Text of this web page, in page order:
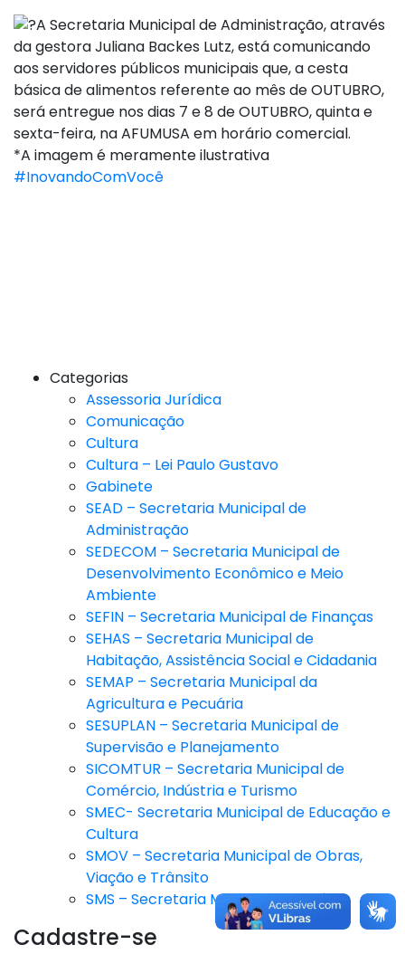
A Secretaria Municipal de Administração, através
da gestora Juliana Backes Lutz, está comunicando
aos servidores públicos municipais que, a cesta
básica de alimentos referente ao mês de OUTUBRO,
será entregue nos dias 7 e 8 de OUTUBRO, quinta e
sexta-feira, na AFUMUSA em horário comercial.
*A imagem é meramente ilustrativa
#InovandoComVocê
Categorias
Assessoria Jurídica
Comunicação
Cultura
Cultura – Lei Paulo Gustavo
Gabinete
SEAD – Secretaria Municipal de
Administração
SEDECOM – Secretaria Municipal de
Desenvolvimento Econômico e Meio
Ambiente
SEFIN – Secretaria Municipal de Finanças
SEHAS – Secretaria Municipal de
Habitação, Assistência Social e Cidadania
SEMAP – Secretaria Municipal da
Agricultura e Pecuária
SESUPLAN – Secretaria Municipal de
Supervisão e Planejamento
SICOMTUR – Secretaria Municipal de
Comércio, Indústria e Turismo
SMEC- Secretaria Municipal de Educação e
Cultura
SMOV – Secretaria Municipal de Obras,
Viação e Trânsito
SMS – Secretaria Municipal de Saúde
Cadastre-se